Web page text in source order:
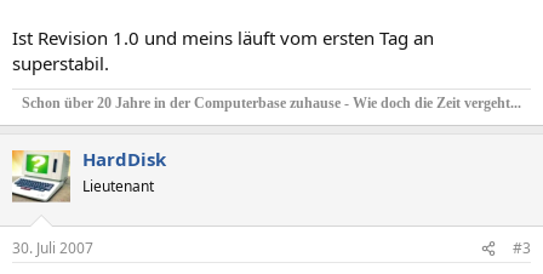
Ist Revision 1.0 und meins läuft vom ersten Tag an
superstabil.
Schon über 20 Jahre in der Computerbase zuhause - Wie doch die Zeit vergeht...
HardDisk
Lieutenant
30. Juli 2007 #3